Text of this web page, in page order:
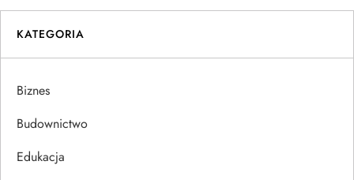
i
g
a
c
KATEGORIA
Biznes
Budownictwo
Edukacja